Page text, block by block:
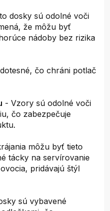
dosky sú odolné voči
že môžu byť
nádoby bez rizika
čo chráni potlač
- Vzory sú odolné voči
čo zabezpečuje
môžu byť tieto
tácky na servírovanie
pridávajú štýl
sú vybavené